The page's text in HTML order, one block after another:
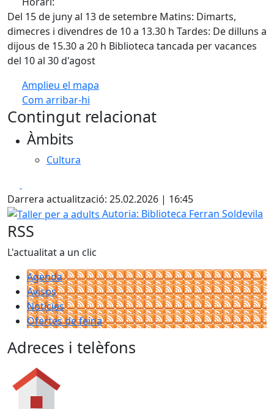
Del 15 de juny al 13 de setembre Matins: Dimarts,
dimecres i divendres de 10 a 13.30 h Tardes: De dilluns a
dijous de 15.30 a 20 h Biblioteca tancada per vacances
del 10 al 30 d'agost
Amplieu el mapa
Com arribar-hi
+
−
Contingut relacionat
Àmbits
Cultura
Darrera actualització: 25.02.2026 | 16:45
Taller per a adults
Autoria: Biblioteca Ferran Soldevila
RSS
L'actualitat a un clic
Agenda
Avisos
Notícies
Ofertes de feina
Adreces i telèfons